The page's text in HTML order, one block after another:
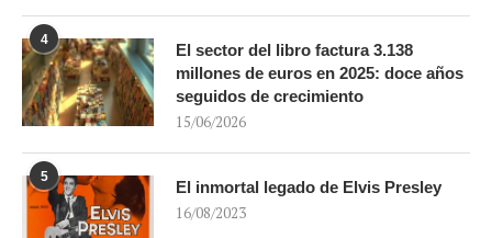
4
El sector del libro factura 3.138
millones de euros en 2025: doce años
seguidos de crecimiento
15/06/2026
5
El inmortal legado de Elvis Presley
16/08/2023